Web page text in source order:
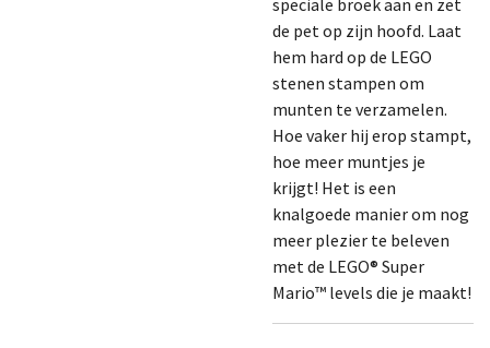
speciale broek aan en zet
de pet op zijn hoofd. Laat
hem hard op de LEGO
stenen stampen om
munten te verzamelen.
Hoe vaker hij erop stampt,
hoe meer muntjes je
krijgt! Het is een
knalgoede manier om nog
meer plezier te beleven
met de LEGO® Super
Mario™ levels die je maakt!